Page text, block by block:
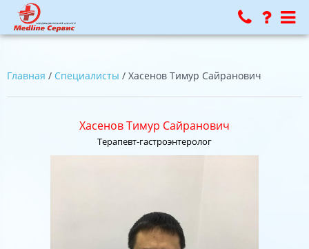
Главная / Специалисты / Хасенов Тимур Сайранович
Хасенов Тимур Сайранович
Терапевт-гастроэнтеролог